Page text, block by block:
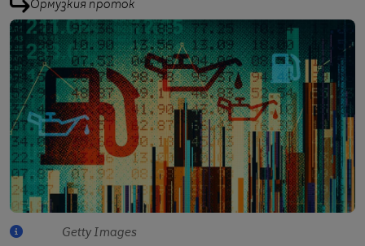
Ормузкия проток
Getty Images